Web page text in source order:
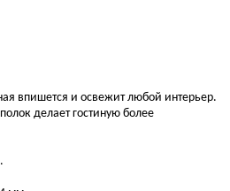
впишется и освежит любой интерьер.
делает гостиную более